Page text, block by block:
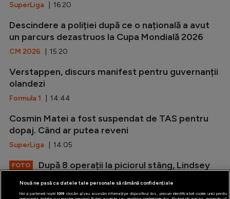
SuperLiga | 16:20
Descindere a poliției după ce o națională a avut
un parcurs dezastruos la Cupa Mondială 2026
CM 2026 | 15:20
Verstappen, discurs manifest pentru guvernanții
olandezi
Formula 1 | 14:44
Cosmin Matei a fost suspendat de TAS pentru
dopaj. Când ar putea reveni
SuperLiga | 14:05
FOTO
După 8 operații la piciorul stâng, Lindsey
Alte sporturi| 13:33
Nouă ne pasă ca datele tale personale să rămână confidențiale
Noi și partenerii noștri 1019stocăm și/sau accesăm informații pe dispozitivul dvs., precum identificatorii cookie unici pentru